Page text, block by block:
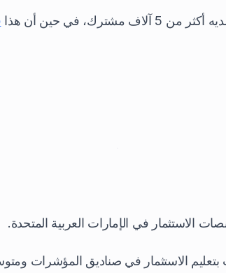
من 5 آلاف مشترك، في حين أن هذا
الاستثمار في الإمارات العربية المتحدة.
الاستثمار في صناديق المؤشرات